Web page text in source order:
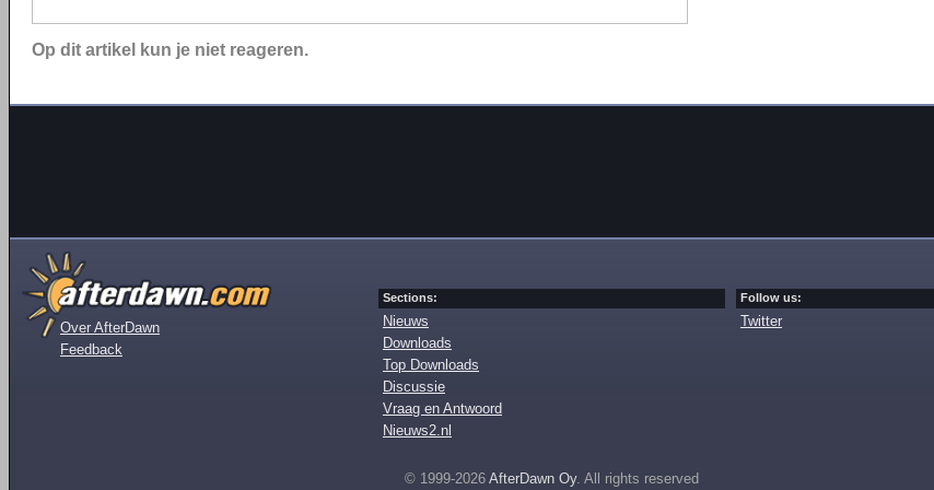
Op dit artikel kun je niet reageren.
Over AfterDawn
Feedback
Sections:
Nieuws
Downloads
Top Downloads
Discussie
Vraag en Antwoord
Nieuws2.nl
Follow us:
Twitter
© 1999-2026 AfterDawn Oy. All rights reserved